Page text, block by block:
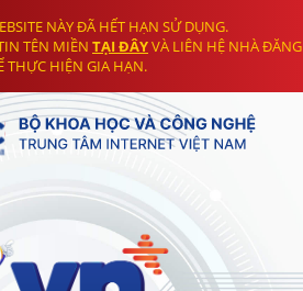
NÀY ĐÃ HẾT HẠN SỬ DỤNG.
TÊN MIỀN TẠI ĐÂYVÀ LIÊN HỆ NHÀ ĐĂNG
THỰC HIỆN GIA HẠN.